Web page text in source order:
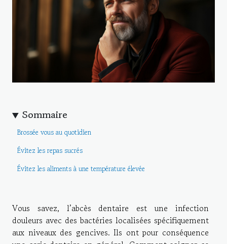
Sommaire
Brossée vous au quotidien
Évitez les repas sucrés
Évitez les aliments à une température élevée
Vous savez, l’abcès dentaire est une infection
douleurs avec des bactéries localisées spécifiquement
aux niveaux des gencives. Ils ont pour conséquence